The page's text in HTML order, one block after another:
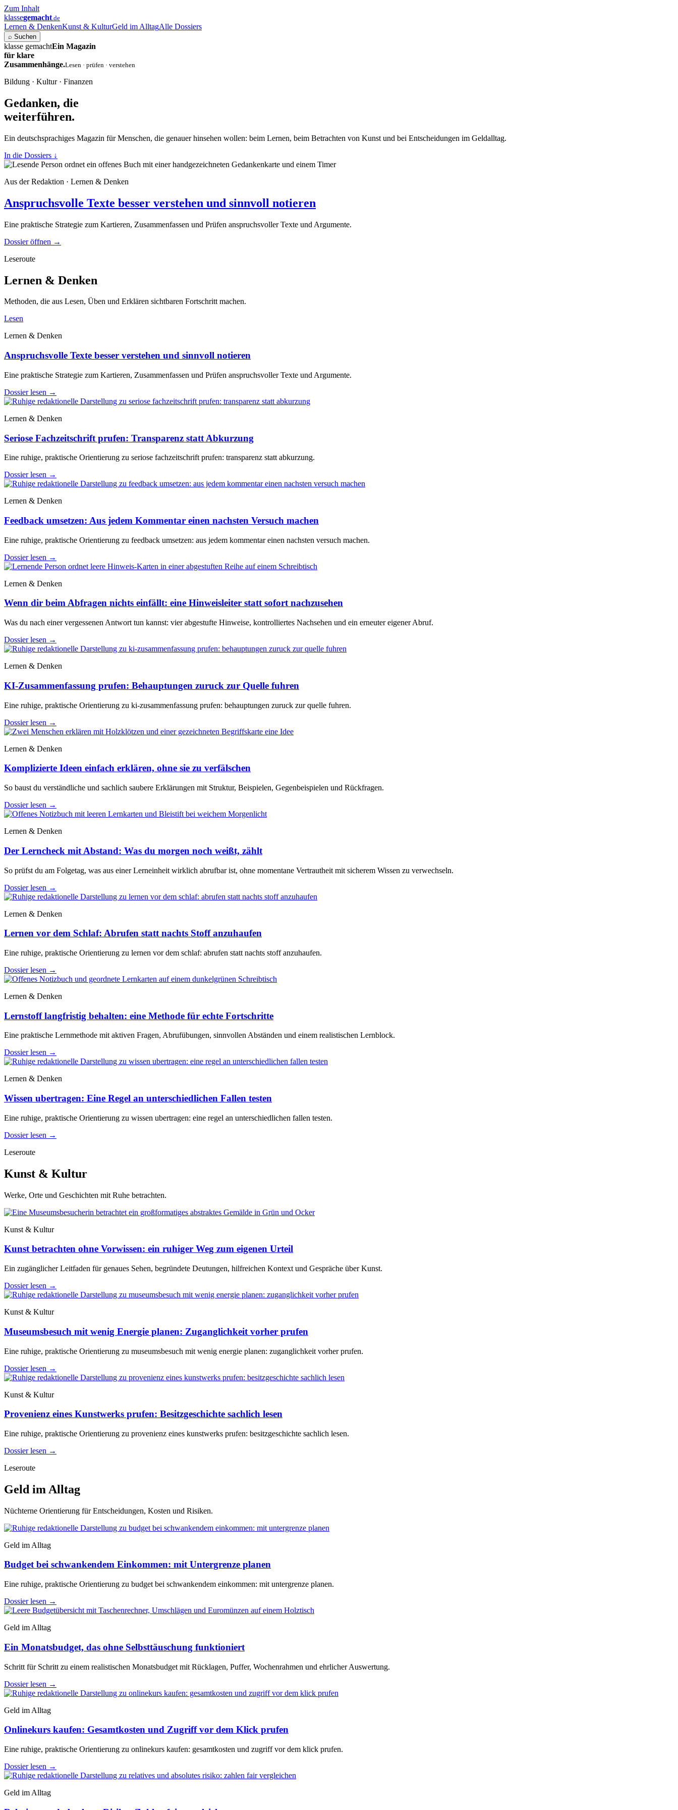
Zum Inhalt
klassegemacht.de
Lernen & DenkenKunst & KulturGeld im AlltagAlle Dossiers
⌕ Suchen
klasse gemachtEin Magazin
für klare
Zusammenhänge.Lesen · prüfen · verstehen
Bildung · Kultur · Finanzen
Gedanken, die
weiterführen.
Ein deutschsprachiges Magazin für Menschen, die genauer hinsehen wollen: beim Lernen, beim Betrachten von Kunst und bei Entscheidungen im Geldalltag.
In die Dossiers ↓
Aus der Redaktion · Lernen & Denken
Anspruchsvolle Texte besser verstehen und sinnvoll notieren
Eine praktische Strategie zum Kartieren, Zusammenfassen und Prüfen anspruchsvoller Texte und Argumente.
Dossier öffnen →
Leseroute
Lernen & Denken
Methoden, die aus Lesen, Üben und Erklären sichtbaren Fortschritt machen.
Lesen
Lernen & Denken
Anspruchsvolle Texte besser verstehen und sinnvoll notieren
Eine praktische Strategie zum Kartieren, Zusammenfassen und Prüfen anspruchsvoller Texte und Argumente.
Dossier lesen →
Lernen & Denken
Seriose Fachzeitschrift prufen: Transparenz statt Abkurzung
Eine ruhige, praktische Orientierung zu seriose fachzeitschrift prufen: transparenz statt abkurzung.
Dossier lesen →
Lernen & Denken
Feedback umsetzen: Aus jedem Kommentar einen nachsten Versuch machen
Eine ruhige, praktische Orientierung zu feedback umsetzen: aus jedem kommentar einen nachsten versuch machen.
Dossier lesen →
Lernen & Denken
Wenn dir beim Abfragen nichts einfällt: eine Hinweisleiter statt sofort nachzusehen
Was du nach einer vergessenen Antwort tun kannst: vier abgestufte Hinweise, kontrolliertes Nachsehen und ein erneuter eigener Abruf.
Dossier lesen →
Lernen & Denken
KI-Zusammenfassung prufen: Behauptungen zuruck zur Quelle fuhren
Eine ruhige, praktische Orientierung zu ki-zusammenfassung prufen: behauptungen zuruck zur quelle fuhren.
Dossier lesen →
Lernen & Denken
Komplizierte Ideen einfach erklären, ohne sie zu verfälschen
So baust du verständliche und sachlich saubere Erklärungen mit Struktur, Beispielen, Gegenbeispielen und Rückfragen.
Dossier lesen →
Lernen & Denken
Der Lerncheck mit Abstand: Was du morgen noch weißt, zählt
So prüfst du am Folgetag, was aus einer Lerneinheit wirklich abrufbar ist, ohne momentane Vertrautheit mit sicherem Wissen zu verwechseln.
Dossier lesen →
Lernen & Denken
Lernen vor dem Schlaf: Abrufen statt nachts Stoff anzuhaufen
Eine ruhige, praktische Orientierung zu lernen vor dem schlaf: abrufen statt nachts stoff anzuhaufen.
Dossier lesen →
Lernen & Denken
Lernstoff langfristig behalten: eine Methode für echte Fortschritte
Eine praktische Lernmethode mit aktiven Fragen, Abrufübungen, sinnvollen Abständen und einem realistischen Lernblock.
Dossier lesen →
Lernen & Denken
Wissen ubertragen: Eine Regel an unterschiedlichen Fallen testen
Eine ruhige, praktische Orientierung zu wissen ubertragen: eine regel an unterschiedlichen fallen testen.
Dossier lesen →
Leseroute
Kunst & Kultur
Werke, Orte und Geschichten mit Ruhe betrachten.
Kunst & Kultur
Kunst betrachten ohne Vorwissen: ein ruhiger Weg zum eigenen Urteil
Ein zugänglicher Leitfaden für genaues Sehen, begründete Deutungen, hilfreichen Kontext und Gespräche über Kunst.
Dossier lesen →
Kunst & Kultur
Museumsbesuch mit wenig Energie planen: Zuganglichkeit vorher prufen
Eine ruhige, praktische Orientierung zu museumsbesuch mit wenig energie planen: zuganglichkeit vorher prufen.
Dossier lesen →
Kunst & Kultur
Provenienz eines Kunstwerks prufen: Besitzgeschichte sachlich lesen
Eine ruhige, praktische Orientierung zu provenienz eines kunstwerks prufen: besitzgeschichte sachlich lesen.
Dossier lesen →
Leseroute
Geld im Alltag
Nüchterne Orientierung für Entscheidungen, Kosten und Risiken.
Geld im Alltag
Budget bei schwankendem Einkommen: mit Untergrenze planen
Eine ruhige, praktische Orientierung zu budget bei schwankendem einkommen: mit untergrenze planen.
Dossier lesen →
Geld im Alltag
Ein Monatsbudget, das ohne Selbsttäuschung funktioniert
Schritt für Schritt zu einem realistischen Monatsbudget mit Rücklagen, Puffer, Wochenrahmen und ehrlicher Auswertung.
Dossier lesen →
Geld im Alltag
Onlinekurs kaufen: Gesamtkosten und Zugriff vor dem Klick prufen
Eine ruhige, praktische Orientierung zu onlinekurs kaufen: gesamtkosten und zugriff vor dem klick prufen.
Dossier lesen →
Geld im Alltag